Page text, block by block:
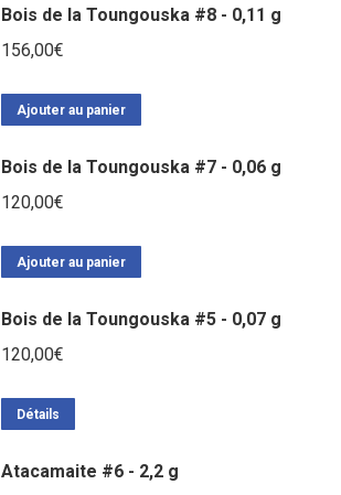
Bois de la Toungouska #8 - 0,11 g
156,00€
Ajouter au panier
Bois de la Toungouska #7 - 0,06 g
120,00€
Ajouter au panier
Bois de la Toungouska #5 - 0,07 g
120,00€
Détails
Atacamaite #6 - 2,2 g